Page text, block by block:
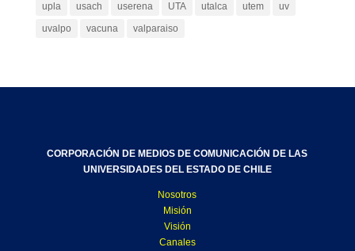
upla
usach userena UTA utalca utem
uv
uvalpo
vacuna valparaiso
CORPORACIÓN DE MEDIOS DE COMUNICACIÓN DE LAS
UNIVERSIDADES DEL ESTADO DE CHILE
Nosotros
Misión
Visión
Canales